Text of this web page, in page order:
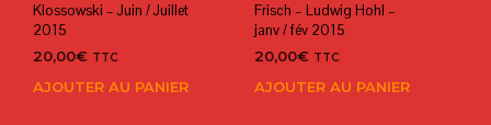
Klossowski – Juin / Juillet
2015
20,00€ TTC
AJOUTER AU PANIER
Frisch – Ludwig Hohl –
janv / fév 2015
20,00€ TTC
AJOUTER AU PANIER